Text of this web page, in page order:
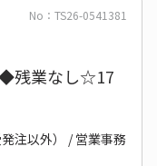
No：TS26-0541381
◆残業なし☆17
注以外） / 営業事務